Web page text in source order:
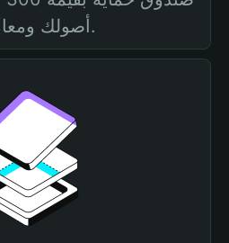
أصولك ومعاملاتك.